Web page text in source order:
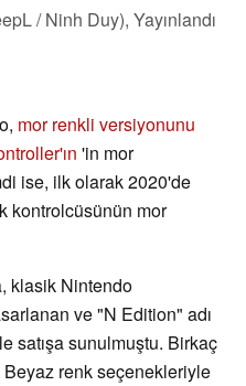
/ Ninh Duy), Yayınlandı
mor renkli versiyonunu
'in mor
ise, ilk olarak 2020'de
kontrolcüsünün mor
klasik Nintendo
ve "N Edition" adı
satışa sunulmuştu. Birkaç
renk seçenekleriyle